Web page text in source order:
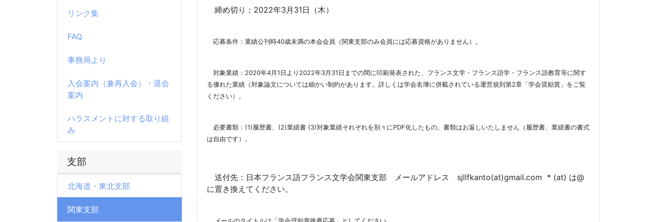
リンク集
FAQ
事務局より
入会案内（兼再入会）・退会
案内
ハラスメントに対する取り組
み
支部
北海道・東北支部
関東支部
締め切り： 2022年3月 31日（木）
応募条件：業績公刊時40歳未満の本会会員（関東支部のみ会員には応募資格がありません）。
対象業績： 2020年4月 1 日より 2022年3月 31 日までの間に印刷発表された、フランス文学・フランス語学・フランス語教育等に関す
る優れた業績（対象論文については細かい制約があります。詳しくは学会名簿に併載されている運営規則第2章「学会奨励賞」をご覧
ください）。
必要書類： (1)履歴書、 (2)業績書 (3)対象業績それぞれを別々にPDF化したもの。書類はお返しいたしません（履歴書、業績書の書式
は自由です）。
送付先：日本フランス語フランス文学会関東支部 メールアドレス sjllfkanto(at)gmail.com * (at) は@
に置き換えてください。